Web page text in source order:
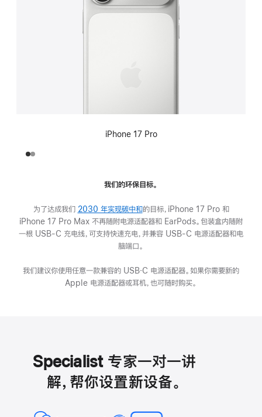
iPhone 17 Pro
我们的环保目标。
为了达成我们 2030 年实现碳中和(在
新
窗
打
开)
的目标，iPhone 17 Pro 和
iPhone 17 Pro Max 不再随附电源适配器和 EarPods。包装盒内随附
一根 USB-C 充电线，可支持快速充电，并兼容 USB-C 电源适配器和电
脑端口。
我们建议你使用任意一款兼容的 USB‑C 电源适配器。如果你需要新的
Apple 电源适配器或耳机，也可随时购买。
Specialist 专家一对一讲
解，帮你设置新设备。